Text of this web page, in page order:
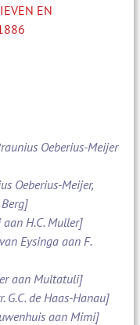
EN
Oeberius-Meijer
Oeberius-Meijer,
H.C. Muller]
Eysinga aan F.
aan Multatuli]
de Haas-Hanau]
aan Mimi]